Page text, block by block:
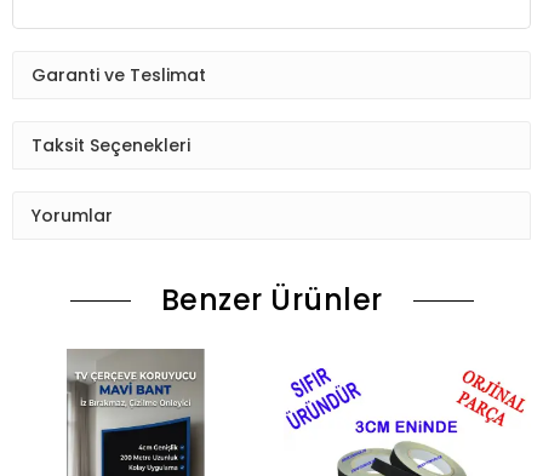
Garanti ve Teslimat
Taksit Seçenekleri
Yorumlar
Benzer Ürünler